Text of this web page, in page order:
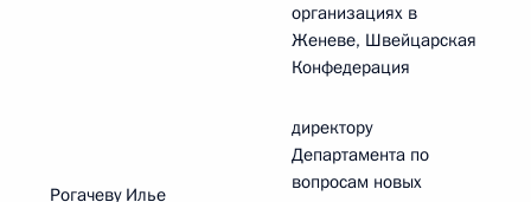
организациях в
Женеве, Швейцарская
Конфедерация
Рогачеву Илье
директору
Департамента по
вопросам новых